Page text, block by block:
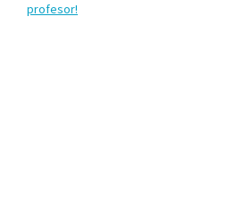
profesor!